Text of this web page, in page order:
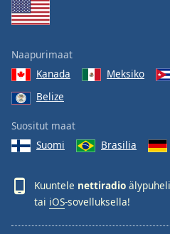
Close
Modal
Dialog
dialog
window.
Naapurimaat
Kanada
Meksiko
Belize
Suositut maat
Suomi
Brasilia
Kuuntele nettiradio
tai iOS-sovelluksella!